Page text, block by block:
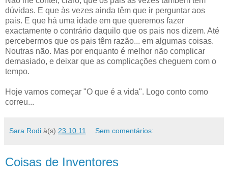
dúvidas. E que às vezes ainda têm que ir perguntar aos
pais. E que há uma idade em que queremos fazer
exactamente o contrário daquilo que os pais nos dizem. Até
percebermos que os pais têm razão... em algumas coisas.
Noutras não. Mas por enquanto é melhor não complicar
demasiado, e deixar que as complicações cheguem com o
tempo.
Hoje vamos começar "O que é a vida". Logo conto como
correu...
Sara Rodi à(s) 23.10.11 Sem comentários:
Coisas de Inventores